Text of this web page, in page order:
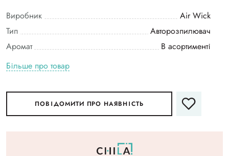
Виробник
Air Wick
Тип
Авторозпилювач
Аромат
В асортименті
Більше про товар
ПОВІДОМИТИ ПРО НАЯВНІСТЬ